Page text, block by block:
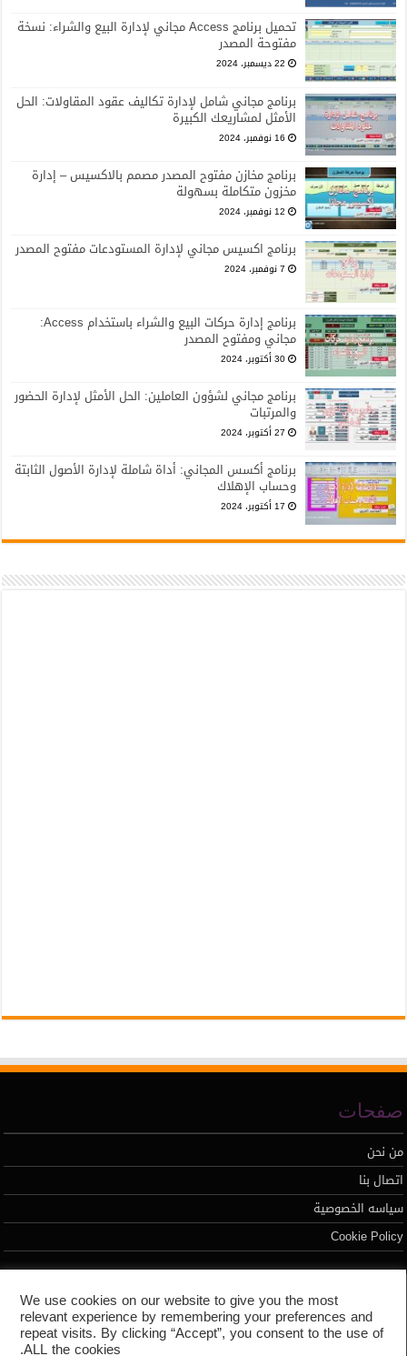
تحميل برنامج Access مجاني لإدارة البيع والشراء: نسخة
مفتوحة المصدر
22 ديسمبر، 2024
برنامج مجاني شامل لإدارة تكاليف عقود المقاولات: الحل
الأمثل لمشاريعك الكبيرة
16 نوفمبر، 2024
برنامج مخازن مفتوح المصدر مصمم بالاكسيس – إدارة
مخزون متكاملة بسهولة
12 نوفمبر، 2024
برنامج اكسيس مجاني لإدارة المستودعات مفتوح المصدر
7 نوفمبر، 2024
برنامج إدارة حركات البيع والشراء باستخدام Access:
مجاني ومفتوح المصدر
30 أكتوبر، 2024
برنامج مجاني لشؤون العاملين: الحل الأمثل لإدارة الحضور
والمرتبات
27 أكتوبر، 2024
برنامج أكسس المجاني: أداة شاملة لإدارة الأصول الثابتة
وحساب الإهلاك
17 أكتوبر، 2024
صفحات
من نحن
اتصال بنا
سياسه الخصوصية
Cookie Policy
تطوير محمد السيد
We use cookies on our website to give you the most
relevant experience by remembering your preferences and
repeat visits. By clicking “Accept”, you consent to the use of
ALL the cookies.